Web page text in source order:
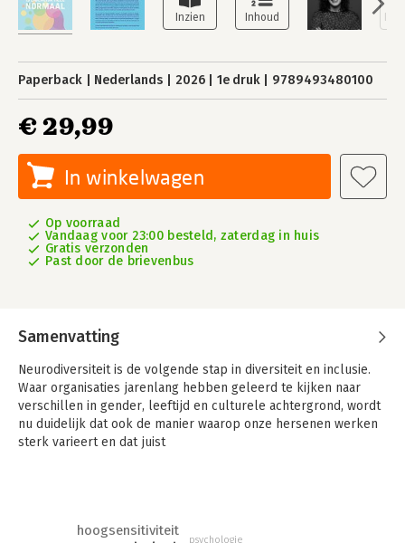
Paperback Nederlands 2026 1e druk 9789493480100
€ 29,99
In winkelwagen
Op voorraad
Vandaag voor 23:00 besteld, zaterdag in huis
Gratis verzonden
Past door de brievenbus
Samenvatting
Neurodiversiteit is de volgende stap in diversiteit en inclusie.
Waar organisaties jarenlang hebben geleerd te kijken naar
verschillen in gender, leeftijd en culturele achtergrond, wordt
nu duidelijk dat ook de manier waarop onze hersenen werken
sterk varieert en dat juist
of collega de kracht van verschillende breinen kunt benutten.
hoogsensitiviteit
psychologie